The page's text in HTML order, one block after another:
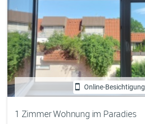
Online-Besichtigung
1 Zimmer Wohnung im Paradies